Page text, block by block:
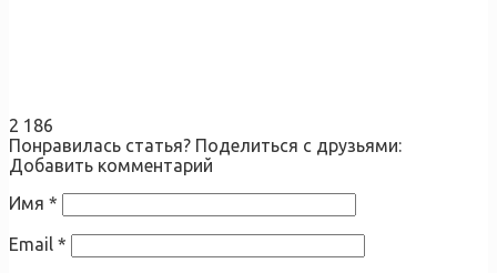
2 186
Понравилась статья? Поделиться с друзьями:
Добавить комментарий
Имя *
Email *